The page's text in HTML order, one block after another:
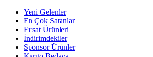
Yeni Gelenler
En Çok Satanlar
Fırsat Ürünleri
İndirimdekiler
Sponsor Ürünler